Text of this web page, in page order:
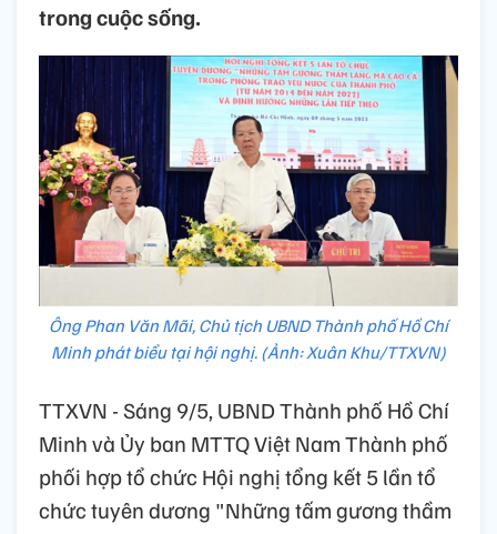
trong cuộc sống.
Ông Phan Văn Mãi, Chủ tịch UBND Thành phố Hồ Chí
Minh phát biểu tại hội nghị. (Ảnh: Xuân Khu/TTXVN)
TTXVN - Sáng 9/5, UBND Thành phố Hồ Chí
Minh và Ủy ban MTTQ Việt Nam Thành phố
phối hợp tổ chức Hội nghị tổng kết 5 lần tổ
chức tuyên dương "Những tấm gương thầm